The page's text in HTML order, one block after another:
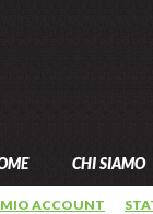
CHI SIAMO
MIO ACCOUNT